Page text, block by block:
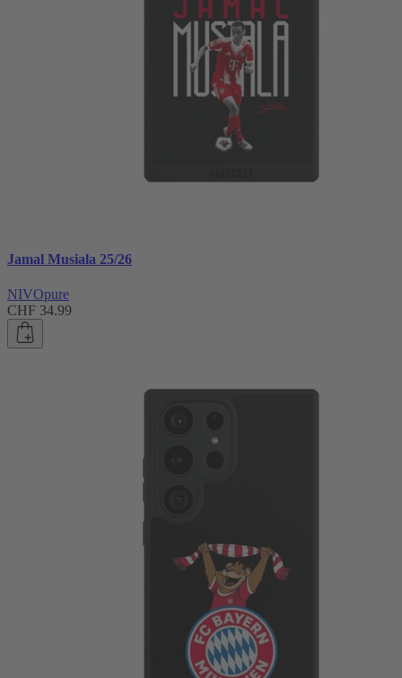
Jamal Musiala 25/26
NIVOpure
CHF 34.99